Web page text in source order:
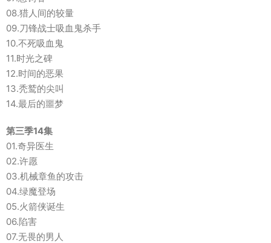
08.猎人间的较量
09.刀锋战士吸血鬼杀手
10.不死吸血鬼
11.时光之碑
12.时间的恶果
13.秃鹫的尖叫
14.最后的噩梦
第三季14集
01.奇异医生
02.许愿
03.机械章鱼的攻击
04.绿魔登场
05.火箭侠诞生
06.陷害
07.无畏的男人